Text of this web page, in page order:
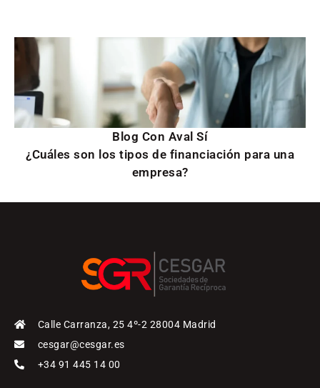
Blog Con Aval Sí
¿Cuáles son los tipos de financiación para una
empresa?
Calle Carranza, 25 4º-2 28004 Madrid
cesgar@cesgar.es
+34 91 445 14 00